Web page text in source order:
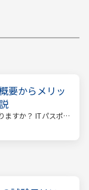
要からメリッ
ますか？ ITパスポ
ん。